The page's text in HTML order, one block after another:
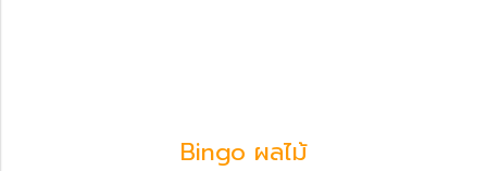
Bingo ผลไม้